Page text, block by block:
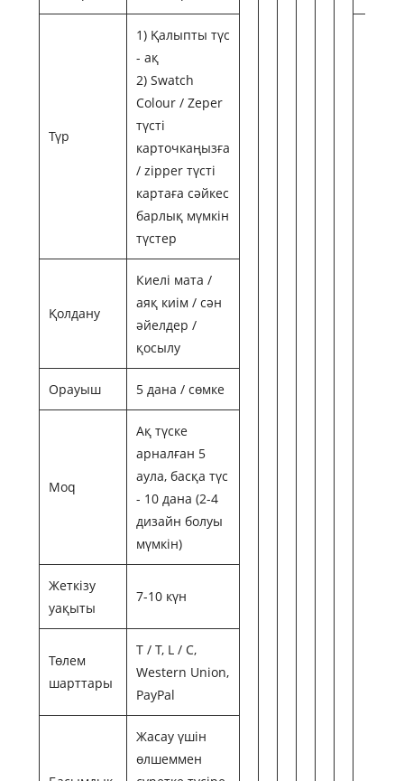
Түр
1) Қалыпты түс
- ақ
2) Swatch
Colour / Zeper
түсті
карточкаңызға
/ zipper түсті
картаға сәйкес
барлық мүмкін
түстер
Қолдану
Киелі мата /
аяқ киім / сән
әйелдер /
қосылу
Орауыш 5 дана / сөмке
Moq
Ақ түске
арналған 5
аула, басқа түс
- 10 дана (2-4
дизайн болуы
мүмкін)
Жеткізу
уақыты
7-10 күн
Төлем
шарттары
T / T, L / C,
Western Union,
PayPal
Жасау үшін
өлшеммен